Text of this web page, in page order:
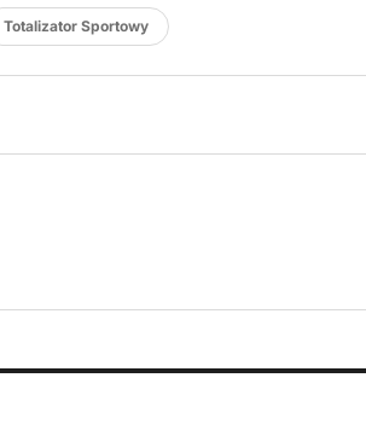
Totalizator Sportowy